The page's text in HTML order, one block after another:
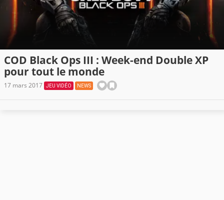
COD Black Ops III : Week-end Double XP
pour tout le monde
17 mars 2017 JEU VIDÉO NEWS